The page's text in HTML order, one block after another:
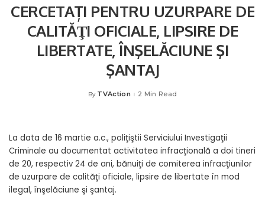
CERCETAȚI PENTRU UZURPARE DE
CALITĂŢI OFICIALE, LIPSIRE DE
LIBERTATE, ÎNŞELĂCIUNE ŞI
ŞANTAJ
Posted
By TVAction 2 Min Read
La data de 16 martie a.c., poliţiştii Serviciului Investigaţii
Criminale au documentat activitatea infracţională a doi tineri
de 20, respectiv 24 de ani, bănuiţi de comiterea infracţiunilor
de uzurpare de calităţi oficiale, lipsire de libertate în mod
ilegal, înşelăciune şi şantaj.